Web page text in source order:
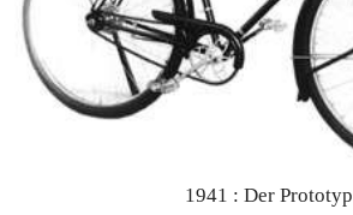
1941 : Der Prototyp